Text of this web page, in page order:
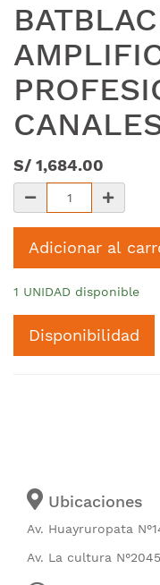
S/ 1,684.00
Adicionar al
1 UNIDAD disponible
Disponibilidad
Ubicaciones
Av. Huayruropata
Av. La cultura